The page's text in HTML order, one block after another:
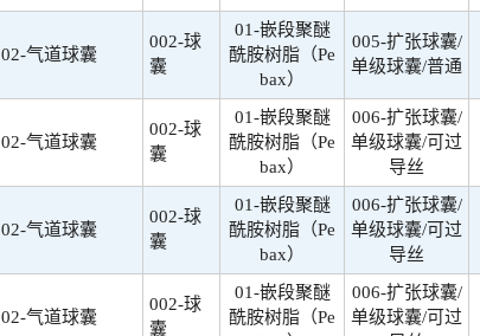
02-气道球囊
002-球
囊
01-嵌段聚醚
酰胺树脂（Pe
bax）
005-扩张球囊/
单级球囊/普通
02-气道球囊
002-球
囊
01-嵌段聚醚
酰胺树脂（Pe
bax）
006-扩张球囊/
单级球囊/可过
导丝
02-气道球囊
002-球
囊
01-嵌段聚醚
酰胺树脂（Pe
bax）
006-扩张球囊/
单级球囊/可过
导丝
02-气道球囊
002-球
囊
01-嵌段聚醚
酰胺树脂（Pe
006-扩张球囊/
单级球囊/可过